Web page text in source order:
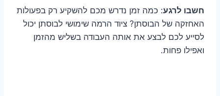
חשבו לרגע: כמה זמן נדרש מכם להשקיע רק בפעולות
האחזקה של הבוסתן? ציוד הרמה שימושי לבוסתן יכול
לסייע לכם לבצע את אותה העבודה בשליש מהזמן
ואפילו פחות.